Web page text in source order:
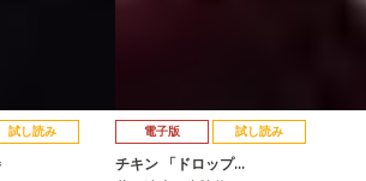
試し読み 電子版 試し読み
チキン 「ドロップ…